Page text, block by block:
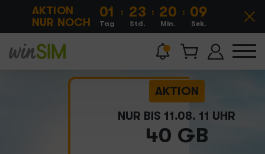
AKTION
NUR NOCH
01
Tag
: 23
Std.
: 20
Min.
: 08
Sek.
sparen
AKTION
40 GB
NUR BIS 11.08. 11 UHR